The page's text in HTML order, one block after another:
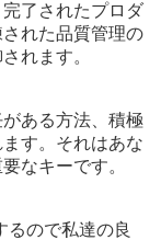
了されたプロダ
れた品質管理の
れます。
ある方法、積極
す。それはあな
なキーです。
るので私達の良